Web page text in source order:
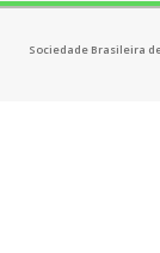
Sociedade Brasileira